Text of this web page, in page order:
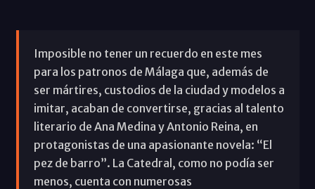
Imposible no tener un recuerdo en este mes
para los patronos de Málaga que, además de
ser mártires, custodios de la ciudad y modelos a
imitar, acaban de convertirse, gracias al talento
literario de Ana Medina y Antonio Reina, en
protagonistas de una apasionante novela: “El
pez de barro”. La Catedral, como no podía ser
menos, cuenta con numerosas